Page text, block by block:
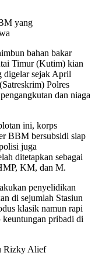
yang
bahan bakar
Timur (Kutim) kian
digelar sejak April
Polres
dan niaga
ini, korps
BBM bersubsidi siap
juga
ditetapkan sebagai
KM, dan M.
penyelidikan
di sejumlah Stasiun
klasik namun rapi
keuntungan pribadi di
Rizky Alief